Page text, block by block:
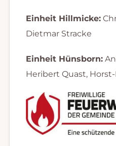
Einheit Hillmicke:
Dietmar Stracke
Einheit Hünsborn:
Heribert Quast,